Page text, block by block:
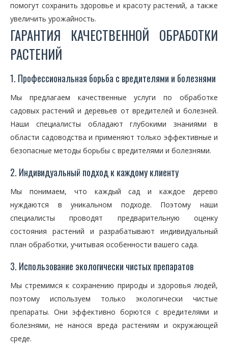
помогут сохранить здоровье и красоту растений, а также
увеличить урожайность.
ГАРАНТИЯ КАЧЕСТВЕННОЙ ОБРАБОТКИ
РАСТЕНИЙ
1. Профессиональная борьба с вредителями и болезнями
Мы предлагаем качественные услуги по обработке
садовых растений и деревьев от вредителей и болезней.
Наши специалисты обладают глубокими знаниями в
области садоводства и применяют только эффективные и
безопасные методы борьбы с вредителями и болезнями.
2. Индивидуальный подход к каждому клиенту
Мы понимаем, что каждый сад и каждое дерево
нуждаются в уникальном подходе. Поэтому наши
специалисты проводят предварительную оценку
состояния растений и разрабатывают индивидуальный
план обработки, учитывая особенности вашего сада.
3. Использование экологически чистых препаратов
Мы стремимся к сохранению природы и здоровья людей,
поэтому используем только экологически чистые
препараты. Они эффективно борются с вредителями и
болезнями, не нанося вреда растениям и окружающей
среде.